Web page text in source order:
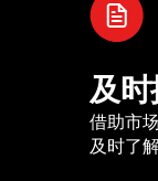
及
借助市
及时了